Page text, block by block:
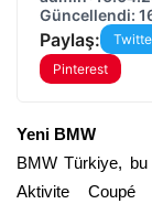
Güncellendi:
Paylaş:
Pinterest
Yeni BMW
BMW Türkiye,
Aktivite